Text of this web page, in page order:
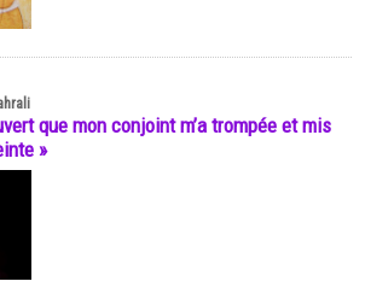
que mon conjoint m’a trompée et mis
»